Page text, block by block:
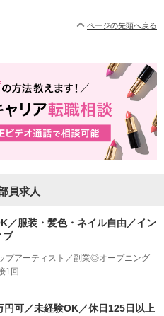
ページの先頭へ戻る
員求人
／服装・髪色・ネイル自由／イン
ブ
プアーティスト／副業◎オープニング
1回
円可／未経験OK／休日125日以上